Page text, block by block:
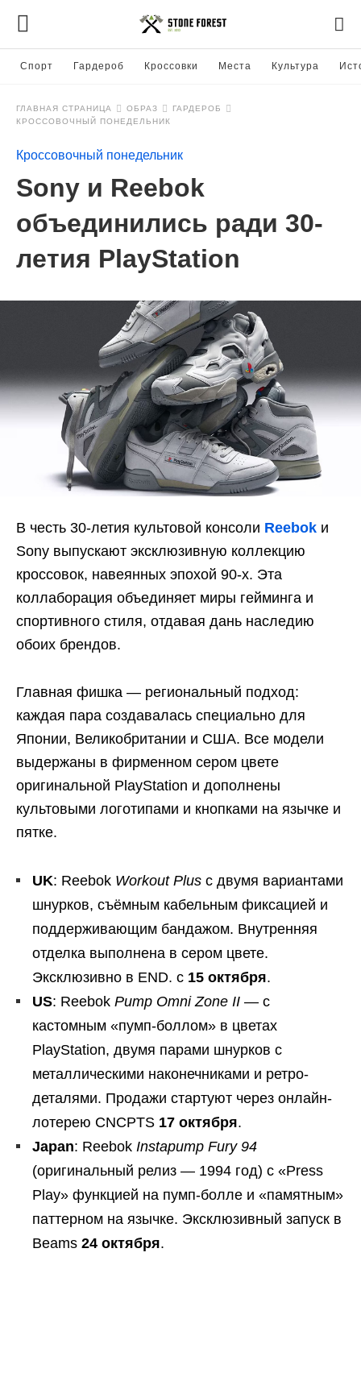
Спорт Гардероб Кроссовки Места Культура
ГЛАВНАЯ СТРАНИЦА ОБРАЗ
ГАРДЕРОБ
КРОССОВОЧНЫЙ ПОНЕДЕЛЬНИК
Кроссовочный понедельник
Sony и Reebok
объединились ради 30-
летия PlayStation
В честь 30-летия культовой консоли Reebok и
Sony выпускают эксклюзивную коллекцию
кроссовок, навеянных эпохой 90-х. Эта
коллаборация объединяет миры гейминга и
спортивного стиля, отдавая дань наследию
обоих брендов.
Главная фишка — региональный подход:
каждая пара создавалась специально для
Японии, Великобритании и США. Все модели
выдержаны в фирменном сером цвете
оригинальной PlayStation и дополнены
культовыми логотипами и кнопками на язычке и
пятке.
UK: Reebok Workout Plus с двумя вариантами
шнурков, съёмным кабельным фиксацией и
поддерживающим бандажом. Внутренняя
отделка выполнена в сером цвете.
Эксклюзивно в END. с 15 октября.
US: Reebok Pump Omni Zone II — с
кастомным «пумп-боллом» в цветах
PlayStation, двумя парами шнурков с
металлическими наконечниками и ретро-
деталями. Продажи стартуют через онлайн-
лотерею CNCPTS 17 октября.
Japan: Reebok Instapump Fury 94
(оригинальный релиз — 1994 год) с «Press
Play» функцией на пумп-болле и «памятным»
паттерном на язычке. Эксклюзивный запуск в
Beams 24 октября.